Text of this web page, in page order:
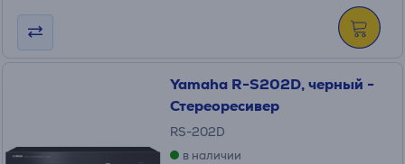
Yamaha R-S202D, черный -
Стереоресивер
RS-202D
в наличии